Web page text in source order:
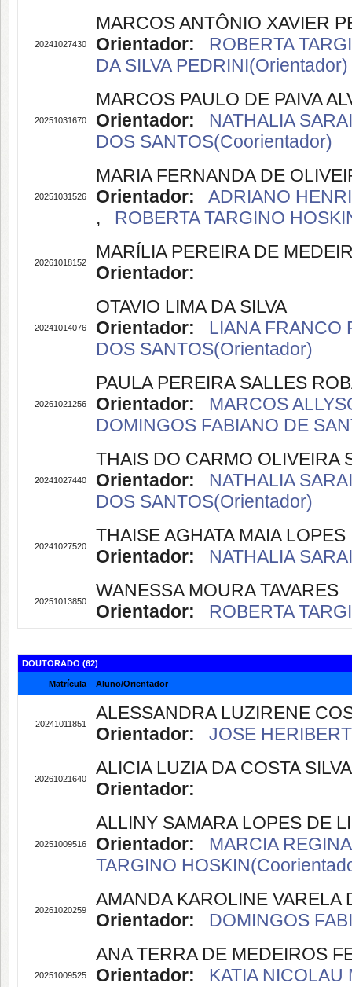
20241027430
MARCOS ANTÔNIO XAVIER
Orientador:
ROBERTA
DA SILVA PEDRINI(Orientador)
20251031670
MARCOS PAULO DE PAIVA
Orientador:
NATHALIA
DOS SANTOS(Coorientador)
20251031526
MARIA FERNANDA DE
Orientador:
ADRIANO
, ROBERTA TARGINO
20261018152
MARÍLIA PEREIRA DE
Orientador:
20241014076
OTAVIO LIMA DA SILVA
Orientador:
LIANA FRANCO
DOS SANTOS(Orientador)
20261021256
PAULA PEREIRA SALLES
Orientador:
MARCOS
DOMINGOS FABIANO DE
20241027440
THAIS DO CARMO OLIVEIRA
Orientador:
NATHALIA
DOS SANTOS(Orientador)
20241027520
THAISE AGHATA MAIA LOPES
Orientador:
NATHALIA
20251013850
WANESSA MOURA TAVARES
Orientador:
ROBERTA
DOUTORADO (62)
Matrícula Aluno/Orientador
20241011851
ALESSANDRA LUZIRENE
Orientador:
JOSE
20261021640
ALICIA LUZIA DA COSTA SILVA
Orientador:
20251009516
ALLINY SAMARA LOPES DE
Orientador:
MARCIA
TARGINO
20261020259
AMANDA KAROLINE VARELA
Orientador:
DOMINGOS
20251009525
ANA TERRA DE MEDEIROS
Orientador:
KATIA